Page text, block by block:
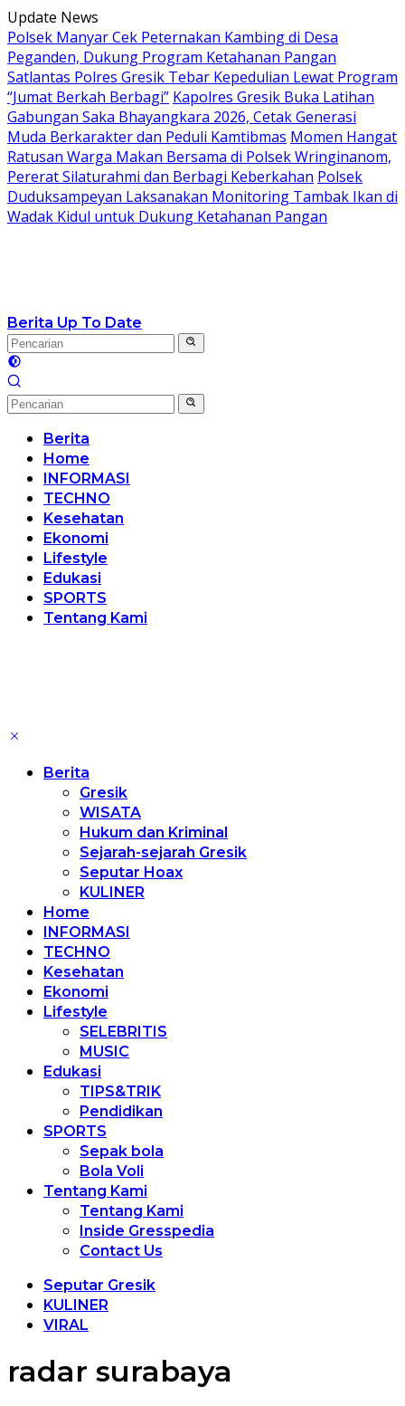
Langsung
ke
konten
Update News
Polsek Manyar Cek Peternakan Kambing di Desa
Peganden, Dukung Program Ketahanan Pangan
Satlantas Polres Gresik Tebar Kepedulian Lewat Program
“Jumat Berkah Berbagi” Kapolres Gresik Buka Latihan
Gabungan Saka Bhayangkara 2026, Cetak Generasi
Muda Berkarakter dan Peduli Kamtibmas Momen Hangat
Ratusan Warga Makan Bersama di Polsek Wringinanom,
Pererat Silaturahmi dan Berbagi Keberkahan Polsek
Duduksampeyan Laksanakan Monitoring Tambak Ikan di
Wadak Kidul untuk Dukung Ketahanan Pangan
Berita Up To Date
Berita
Home
INFORMASI
TECHNO
Kesehatan
Ekonomi
Lifestyle
Edukasi
SPORTS
Tentang Kami
Berita
Gresik
WISATA
Hukum dan Kriminal
Sejarah-sejarah Gresik
Seputar Hoax
KULINER
Home
INFORMASI
TECHNO
Kesehatan
Ekonomi
Lifestyle
SELEBRITIS
MUSIC
Edukasi
TIPS&TRIK
Pendidikan
SPORTS
Sepak bola
Bola Voli
Tentang Kami
Tentang Kami
Inside Gresspedia
Contact Us
Seputar Gresik
KULINER
VIRAL
radar surabaya